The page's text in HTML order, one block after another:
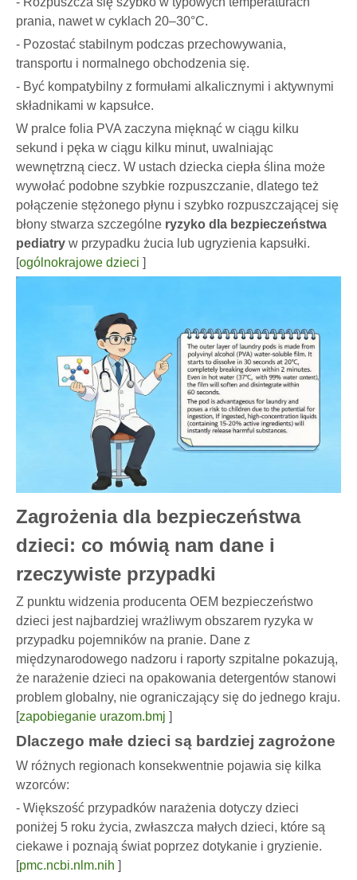
prania, nawet w cyklach 20–30°C.
- Pozostać stabilnym podczas przechowywania,
transportu i normalnego obchodzenia się.
- Być kompatybilny z formułami alkalicznymi i aktywnymi
składnikami w kapsułce.
W pralce folia PVA zaczyna mięknąć w ciągu kilku
sekund i pęka w ciągu kilku minut, uwalniając
wewnętrzną ciecz. W ustach dziecka ciepła ślina może
wywołać podobne szybkie rozpuszczanie, dlatego też
połączenie stężonego płynu i szybko rozpuszczającej się
błony stwarza szczególne ryzyko dla bezpieczeństwa
pediatry w przypadku żucia lub ugryzienia kapsułki.
[ogólnokrajowe dzieci ]
Zagrożenia dla bezpieczeństwa
dzieci: co mówią nam dane i
rzeczywiste przypadki
Z punktu widzenia producenta OEM bezpieczeństwo
dzieci jest najbardziej wrażliwym obszarem ryzyka w
przypadku pojemników na pranie. Dane z
międzynarodowego nadzoru i raporty szpitalne pokazują,
że narażenie dzieci na opakowania detergentów stanowi
problem globalny, nie ograniczający się do jednego kraju.
[zapobieganie urazom.bmj ]
Dlaczego małe dzieci są bardziej zagrożone
W różnych regionach konsekwentnie pojawia się kilka
wzorców:
- Większość przypadków narażenia dotyczy dzieci
poniżej 5 roku życia, zwłaszcza małych dzieci, które są
ciekawe i poznają świat poprzez dotykanie i gryzienie.
[pmc.ncbi.nlm.nih ]